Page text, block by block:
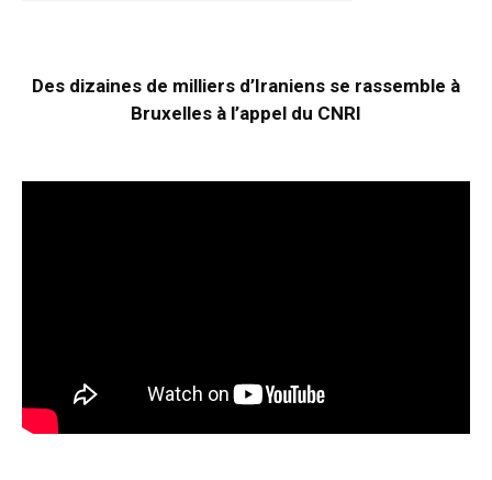
Des dizaines de milliers d’Iraniens se rassemble à
Bruxelles à l’appel du CNRI